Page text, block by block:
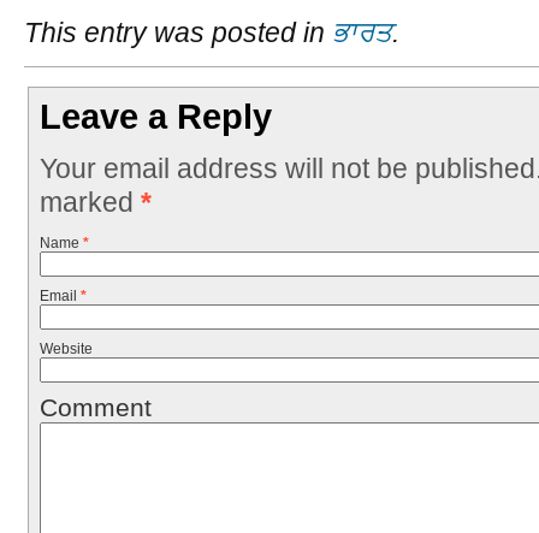
This entry was posted in ਭਾਰਤ.
Leave a Reply
Your email address will not be
marked *
Name *
Email *
Website
Comment